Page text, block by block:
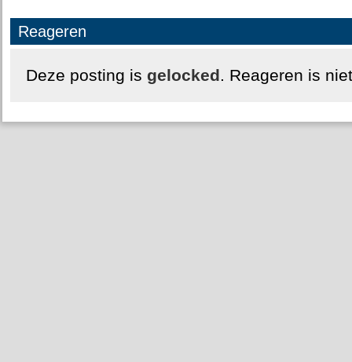
Reageren
Deze posting is gelocked. Reageren is